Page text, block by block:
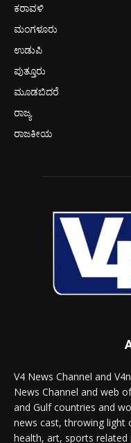
ಕರಾವಳಿ
ಮಂಗಳೂರು
ಉಡುಪಿ
ಪುತ್ತೂರು
ಮೂಡಬಿದರೆ
ರಾಜ್ಯ
ರಾಜಕೀಯ
V4 News Channel and
News Channel and web
and Gulf countries and
news cast, throwing light
health, art, sports